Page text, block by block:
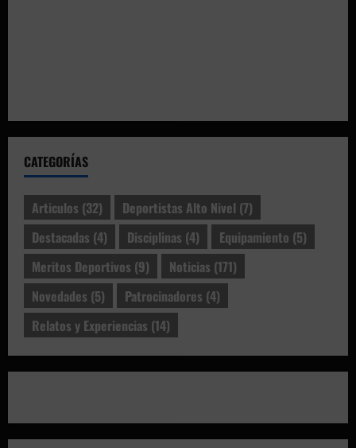
CATEGORÍAS
Articulos (32) Deportistas Alto Nivel (7)
Destacadas (4) Disciplinas (4) Equipamiento (5)
Meritos Deportivos (9) Noticias (171)
Novedades (5) Patrocinadores (4)
Relatos y Experiencias (14)